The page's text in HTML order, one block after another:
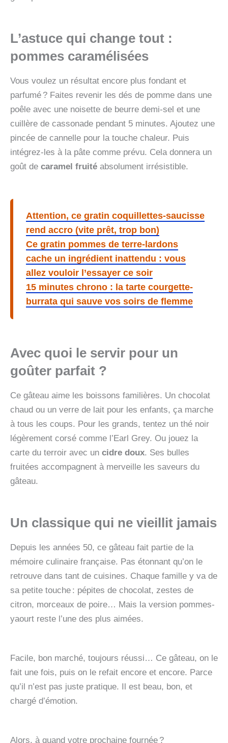
L’astuce qui change tout :
pommes caramélisées
Vous voulez un résultat encore plus fondant et
parfumé ? Faites revenir les dés de pomme dans une
poêle avec une noisette de beurre demi-sel et une
cuillère de cassonade pendant 5 minutes. Ajoutez une
pincée de cannelle pour la touche chaleur. Puis
intégrez-les à la pâte comme prévu. Cela donnera un
goût de caramel fruité absolument irrésistible.
Attention, ce gratin coquillettes-saucisse
rend accro (vite prêt, trop bon)
Ce gratin pommes de terre-lardons
cache un ingrédient inattendu : vous
allez vouloir l’essayer ce soir
15 minutes chrono : la tarte courgette-
burrata qui sauve vos soirs de flemme
Avec quoi le servir pour un
goûter parfait ?
Ce gâteau aime les boissons familières. Un chocolat
chaud ou un verre de lait pour les enfants, ça marche
à tous les coups. Pour les grands, tentez un thé noir
légèrement corsé comme l’Earl Grey. Ou jouez la
carte du terroir avec un cidre doux. Ses bulles
fruitées accompagnent à merveille les saveurs du
gâteau.
Un classique qui ne vieillit jamais
Depuis les années 50, ce gâteau fait partie de la
mémoire culinaire française. Pas étonnant qu’on le
retrouve dans tant de cuisines. Chaque famille y va de
sa petite touche : pépites de chocolat, zestes de
citron, morceaux de poire… Mais la version pommes-
yaourt reste l’une des plus aimées.
Facile, bon marché, toujours réussi… Ce gâteau, on le
fait une fois, puis on le refait encore et encore. Parce
qu’il n’est pas juste pratique. Il est beau, bon, et
chargé d’émotion.
Alors, à quand votre prochaine fournée ?